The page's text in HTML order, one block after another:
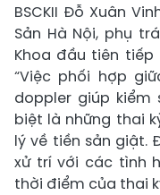
BSCKII Đỗ Xuân
Sản Hà Nội, phụ
Khoa đầu tiên tiếp
“Việc phối hợp
doppler giúp
biệt là những thai
lý về tiền sản giật.
xử trí với các tình
thời điểm của thai